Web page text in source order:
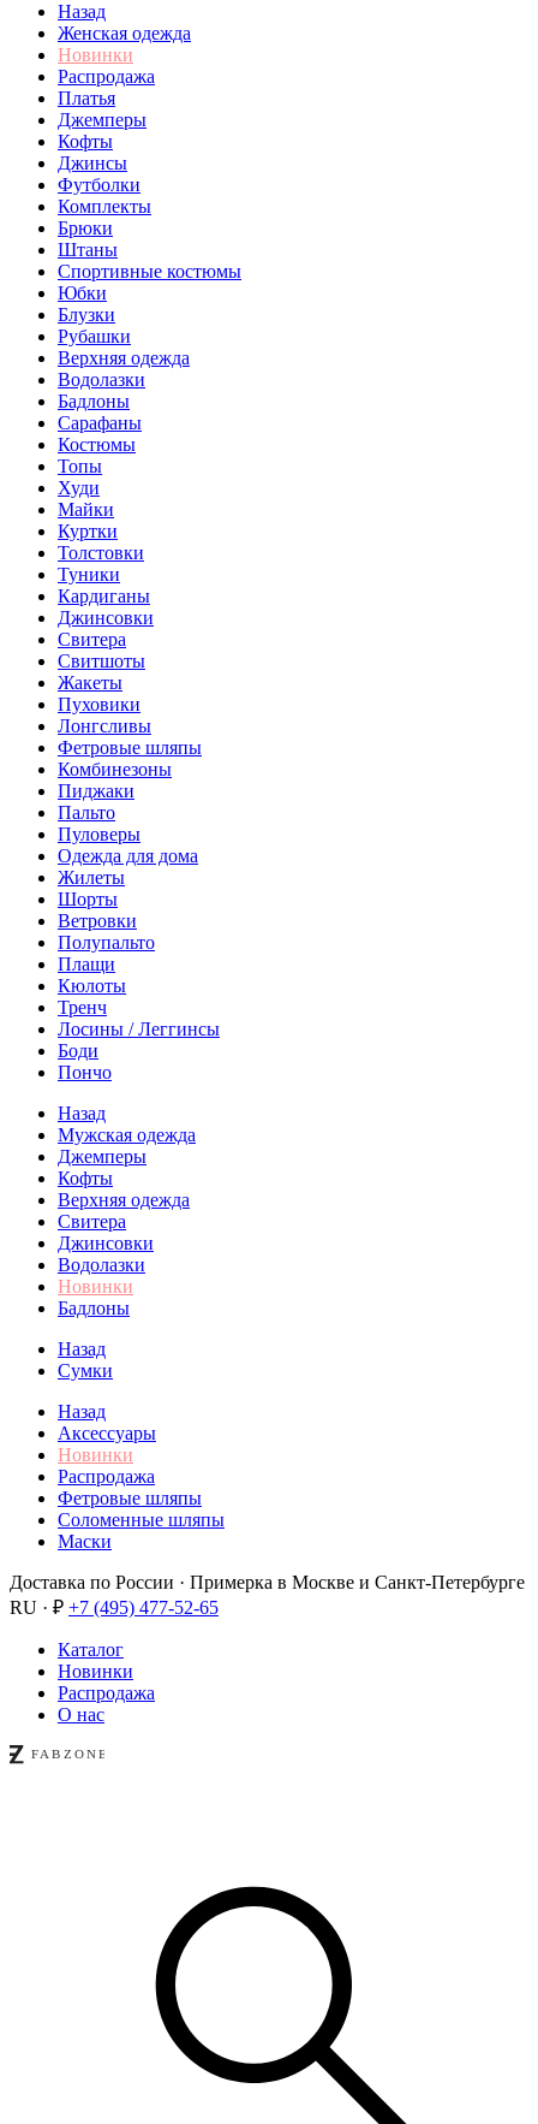
Назад
Женская одежда
Новинки
Распродажа
Платья
Джемперы
Кофты
Джинсы
Футболки
Комплекты
Брюки
Штаны
Спортивные костюмы
Юбки
Блузки
Рубашки
Верхняя одежда
Водолазки
Бадлоны
Сарафаны
Костюмы
Топы
Худи
Майки
Куртки
Толстовки
Туники
Кардиганы
Джинсовки
Свитера
Свитшоты
Жакеты
Пуховики
Лонгсливы
Фетровые шляпы
Комбинезоны
Пиджаки
Пальто
Пуловеры
Одежда для дома
Жилеты
Шорты
Ветровки
Полупальто
Плащи
Кюлоты
Тренч
Лосины / Леггинсы
Боди
Пончо
Назад
Мужская одежда
Джемперы
Кофты
Верхняя одежда
Свитера
Джинсовки
Водолазки
Новинки
Бадлоны
Назад
Сумки
Назад
Аксессуары
Новинки
Распродажа
Фетровые шляпы
Соломенные шляпы
Маски
Доставка по России · Примерка в Москве и Санкт-Петербурге
RU · ₽ +7 (495) 477-52-65
Каталог
Новинки
Распродажа
О нас